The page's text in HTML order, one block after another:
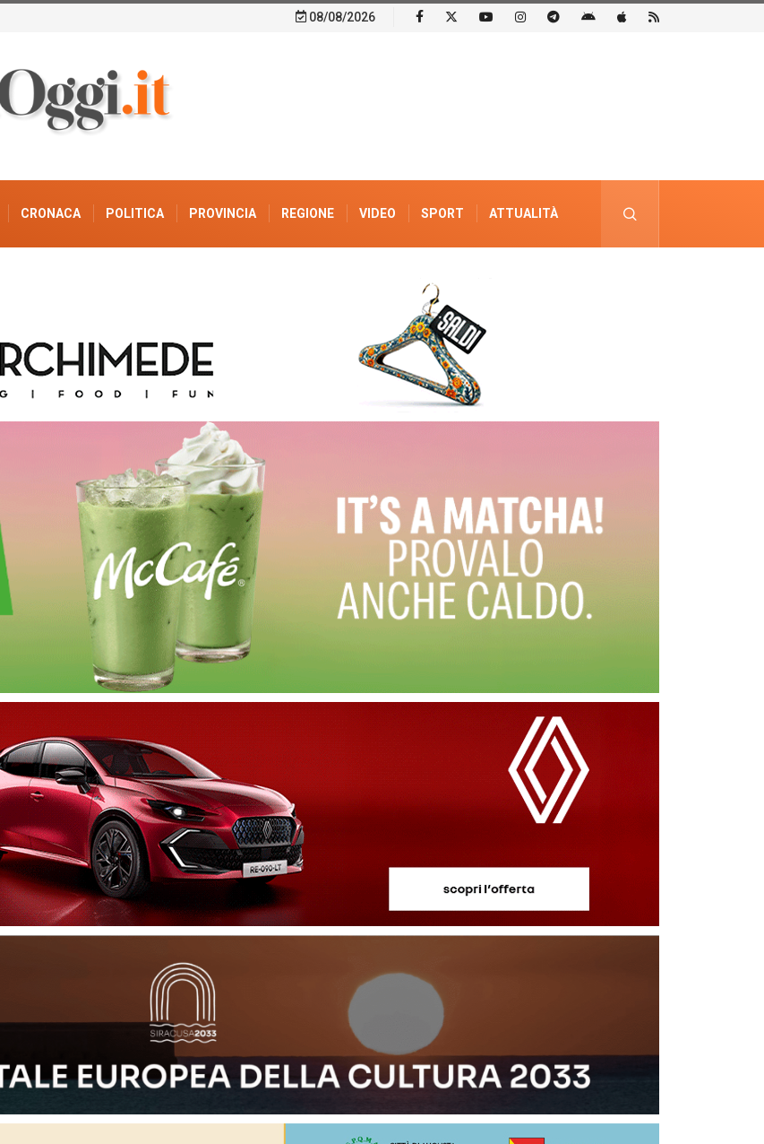
08/08/2026
CRONACA POLITICA PROVINCIA REGIONE VIDEO SPORT ATTUALITÀ
PUBBLICITÀ ELETTORALE